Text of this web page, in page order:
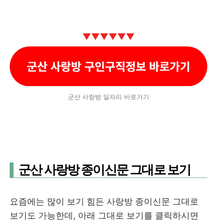
▼▼▼▼▼▼
군산 사랑방 일자리 바로가기
군산 사랑방 종이신문 그대로 보기
요즘에는 많이 보기 힘든 사랑방 종이신문 그대로
보기도 가능한데, 아래 그대로 보기를 클릭하시면